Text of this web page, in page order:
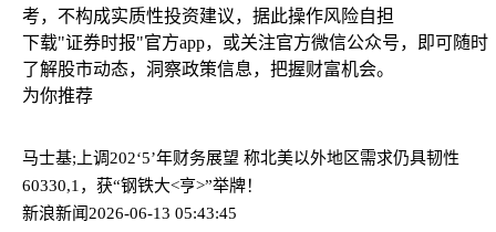
考，不构成实质性投资建议，据此操作风险自担
下载"证券时报"官方app，或关注官方微信公众号，即可随时
了解股市动态，洞察政策信息，把握财富机会。
为你推荐
马士基;上调202‘5’年财务展望 称北美以外地区需求仍具韧性
60330,1，获“钢铁大<亨>”举牌！
新浪新闻2026-06-13 05:43:45